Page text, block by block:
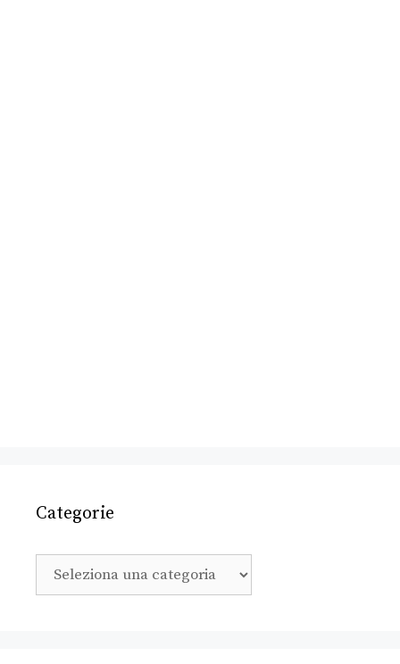
Categorie